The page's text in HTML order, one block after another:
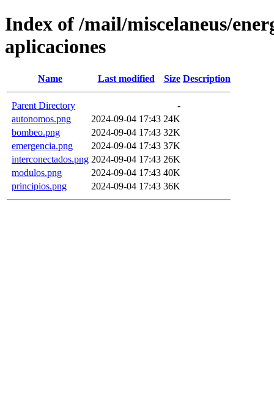
Index of /mail/miscelaneus/
aplicaciones
Name Last modified Size Description
Parent Directory
-
autonomos.png
2024-09-04 17:43 24K
bombeo.png
2024-09-04 17:43 32K
emergencia.png
2024-09-04 17:43 37K
interconectados.png 2024-09-04 17:43 26K
modulos.png
2024-09-04 17:43 40K
principios.png
2024-09-04 17:43 36K